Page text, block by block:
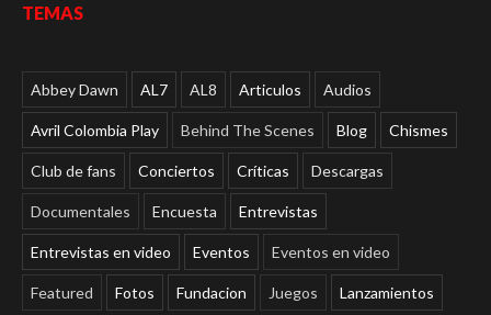
TEMAS
Abbey Dawn AL7 AL8 Articulos Audios
Avril Colombia Play Behind The Scenes Blog Chismes
Club de fans Conciertos Críticas Descargas
Documentales Encuesta Entrevistas
Entrevistas en video Eventos Eventos en video
Featured Fotos Fundacion Juegos Lanzamientos